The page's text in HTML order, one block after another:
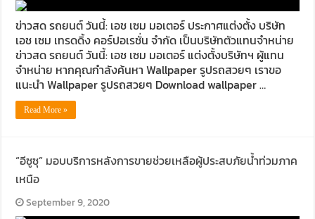
ข่าวสด รถยนต์ วันนี้: เอช เซม มอเตอร์ ประกาศแต่งตั้ง บริษัท
เอช เซม เทรดดิ้ง คอร์ปอเรชั่น จำกัด เป็นบริษัทตัวแทนจำหน่าย
ข่าวสด รถยนต์ วันนี้: เอช เซม มอเตอร์ แต่งตั้งบริษัทฯ ผู้แทน
จำหน่าย หากคุณกำลังค้นหา Wallpaper รูปรถสวยๆ เราขอ
แนะนำ Wallpaper รูปรถสวยๆ Download wallpaper …
Read More »
“อีซูซุ” มอบบริการหลังการขายช่วยเหลือผู้ประสบภัยน้ำท่วมภาค
เหนือ
September 9, 2020